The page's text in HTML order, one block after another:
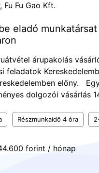
Fu Fu Gao Kft.
eladó
árupakolás
feladatok
előny.
dolgozói vásárlás
Részmunkaidő 4 óra
forint / hónap